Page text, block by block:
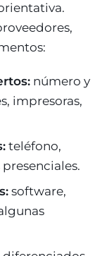
número y
impresoras,
teléfono,
software,